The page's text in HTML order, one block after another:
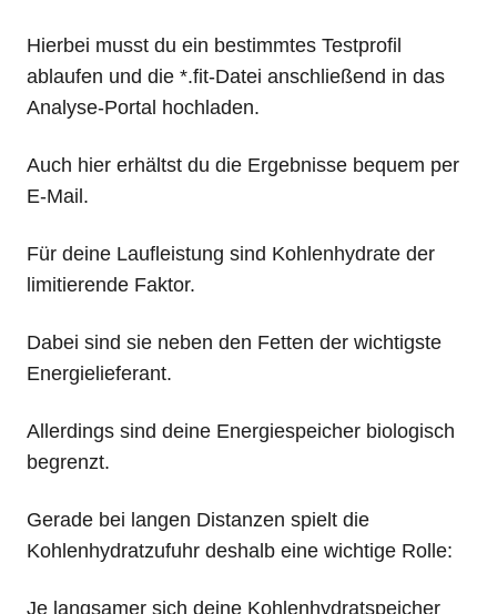
Hierbei musst du ein bestimmtes Testprofil
ablaufen und die *.fit-Datei anschließend in das
Analyse-Portal hochladen.
Auch hier erhältst du die Ergebnisse bequem per
E-Mail.
Für deine Laufleistung sind Kohlenhydrate der
limitierende Faktor.
Dabei sind sie neben den Fetten der wichtigste
Energielieferant.
Allerdings sind deine Energiespeicher biologisch
begrenzt.
Gerade bei langen Distanzen spielt die
Kohlenhydratzufuhr deshalb eine wichtige Rolle:
Je langsamer sich deine Kohlenhydratspeicher